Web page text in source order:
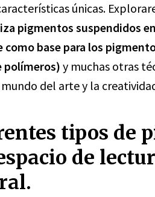
únicas.
pigmentos suspendidos
base para los
polímeros)y muchas otras
del arte y la
tipos de
de